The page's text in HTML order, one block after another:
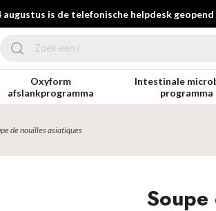
is de telefonische helpdesk geopend
Oxyform
afslankprogramma
Intestinale
programma
de nouilles asiatiques